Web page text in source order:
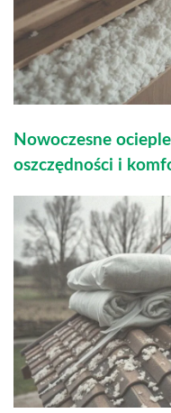
Nowoczesne
oszczędności i